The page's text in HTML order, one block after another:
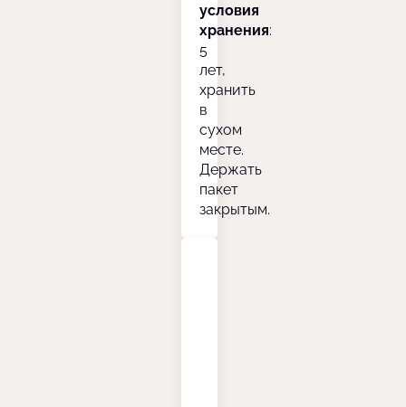
условия
хранения:
5
лет,
хранить
в
сухом
месте.
Держать
пакет
закрытым.